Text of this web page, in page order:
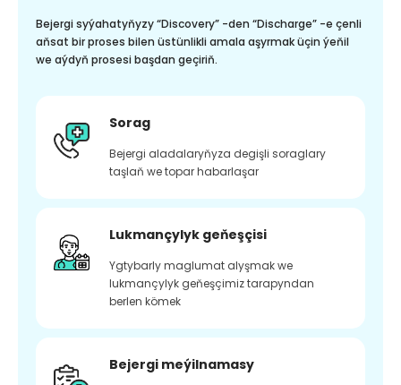
Bejergi syýahatyňyzy “Discovery” -den “Discharge” -e çenli
aňsat bir proses bilen üstünlikli amala aşyrmak üçin ýeňil
we aýdyň prosesi başdan geçiriň.
Sorag
Bejergi aladalaryňyza degişli soraglary
taşlaň we topar habarlaşar
Lukmançylyk geňeşçisi
Ygtybarly maglumat alyşmak we
lukmançylyk geňeşçimiz tarapyndan
berlen kömek
Bejergi meýilnamasy